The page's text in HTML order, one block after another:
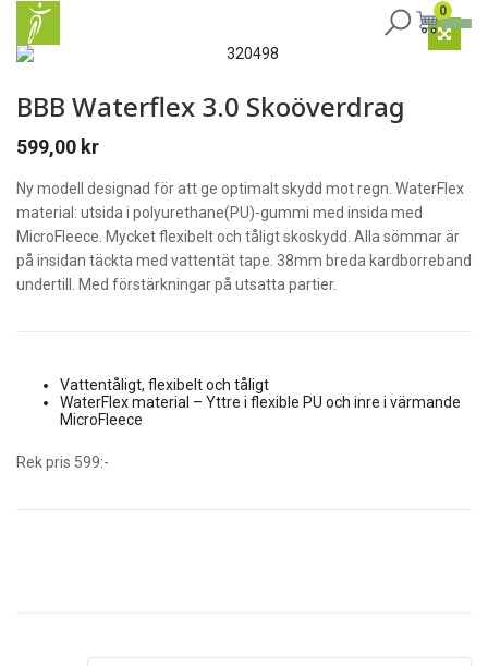
0
BBB Waterflex 3.0 Skoöverdrag
599,00 kr
Ny modell designad för att ge optimalt skydd mot regn. WaterFlex
material: utsida i polyurethane(PU)-gummi med insida med
MicroFleece. Mycket flexibelt och tåligt skoskydd. Alla sömmar är
på insidan täckta med vattentät tape. 38mm breda kardborreband
undertill. Med förstärkningar på utsatta partier.
Vattentåligt, flexibelt och tåligt
WaterFlex material – Yttre i flexible PU och inre i värmande
MicroFleece
Rek pris 599:-